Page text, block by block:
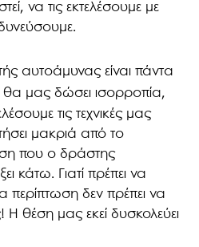
να τις εκτελέσουμε με
αυτοάμυνας είναι πάντα
θα μας δώσει ισορροπία,
τις τεχνικές μας
μακριά από το
που ο δράστης
κάτω. Γιατί πρέπει να
περίπτωση δεν πρέπει να
θέση μας εκεί δυσκολεύει